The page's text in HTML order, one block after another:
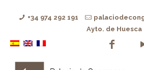
+34 974 292 191
Ayto. de Huesca